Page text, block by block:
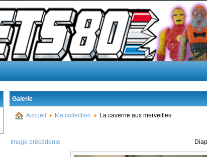
Galerie
Accueil Ma collection La caverne aux merveilles
Image précédente